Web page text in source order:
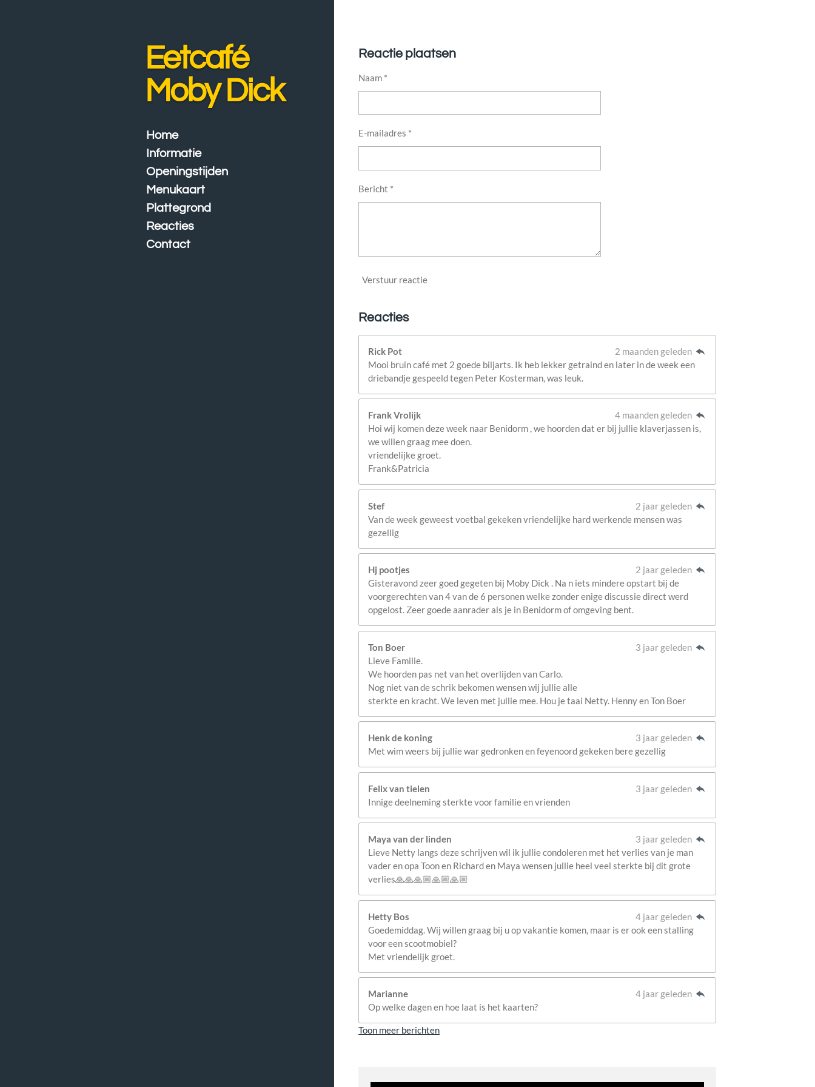
Reactie plaatsen
Naam *
E-mailadres *
Bericht *
Verstuur reactie
Reacties
Rick Pot
2 maanden geleden
Mooi bruin café met 2 goede biljarts. Ik heb lekker getraind en later in de week een
driebandje gespeeld tegen Peter Kosterman, was leuk.
Frank Vrolijk
4 maanden geleden
Hoi wij komen deze week naar Benidorm , we hoorden dat er bij jullie klaverjassen is,
we willen graag mee doen.
vriendelijke groet.
Frank&Patricia
Stef
2 jaar geleden
Van de week geweest voetbal gekeken vriendelijke hard werkende mensen was
gezellig
Hj pootjes
2 jaar geleden
Gisteravond zeer goed gegeten bij Moby Dick . Na n iets mindere opstart bij de
voorgerechten van 4 van de 6 personen welke zonder enige discussie direct werd
opgelost. Zeer goede aanrader als je in Benidorm of omgeving bent.
Ton Boer
3 jaar geleden
Lieve Familie.
We hoorden pas net van het overlijden van Carlo.
Nog niet van de schrik bekomen wensen wij jullie alle
sterkte en kracht. We leven met jullie mee. Hou je taai Netty. Henny en Ton Boer
Henk de koning
3 jaar geleden
Met wim weers bij jullie war gedronken en feyenoord gekeken bere gezellig
Felix van tielen
3 jaar geleden
Innige deelneming sterkte voor familie en vrienden
Maya van der linden
3 jaar geleden
Lieve Netty langs deze schrijven wil ik jullie condoleren met het verlies van je man
vader en opa Toon en Richard en Maya wensen jullie heel veel sterkte bij dit grote
verlies🙏🙏🙏🏼🙏🏼🙏🏼
Hetty Bos
4 jaar geleden
Goedemiddag. Wij willen graag bij u op vakantie komen, maar is er ook een stalling
voor een scootmobiel?
Met vriendelijk groet.
Marianne
4 jaar geleden
Op welke dagen en hoe laat is het kaarten?
Toon meer berichten
Eetcafé
Moby Dick
Home
Informatie
Openingstijden
Menukaart
Plattegrond
Reacties
Contact